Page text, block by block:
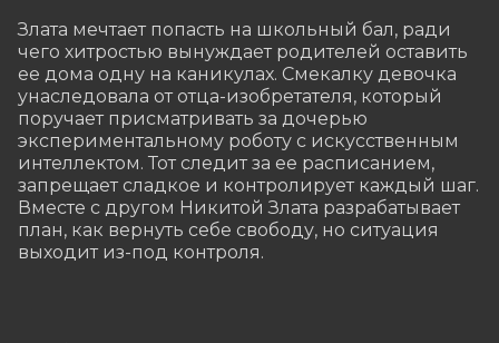
Злата мечтает попасть на школьный бал, ради
чего хитростью вынуждает родителей оставить
ее дома одну на каникулах. Смекалку девочка
унаследовала от отца-изобретателя, который
поручает присматривать за дочерью
экспериментальному роботу с искусственным
интеллектом. Тот следит за ее расписанием,
запрещает сладкое и контролирует каждый шаг.
Вместе с другом Никитой Злата разрабатывает
план, как вернуть себе свободу, но ситуация
выходит из-под контроля.